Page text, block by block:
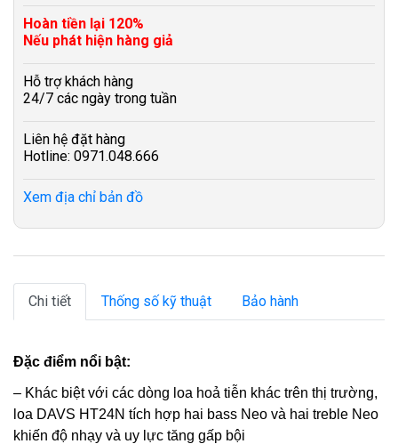
Hoàn tiền lại 120%
Nếu phát hiện hàng giả
Hỗ trợ khách hàng
24/7 các ngày trong tuần
Liên hệ đặt hàng
Hotline: 0971.048.666
Xem địa chỉ bản đồ
Chi tiết Thống số kỹ thuật Bảo hành
Đặc điểm nổi bật:
– Khác biệt với các dòng loa hoả tiễn khác trên thị trường,
loa DAVS HT24N tích hợp hai bass Neo và hai treble Neo
khiến độ nhạy và uy lực tăng gấp bội